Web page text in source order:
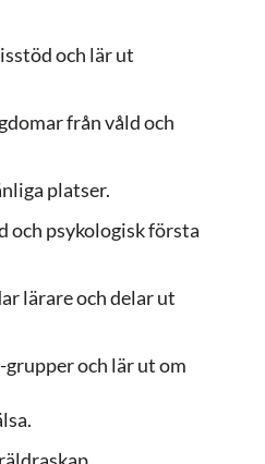
och lär ut
från våld och
platser.
och psykologisk första
lärare och delar ut
och lär ut om